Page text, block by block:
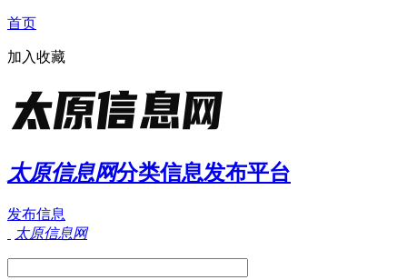
首页
加入收藏
太原信息网分类信息发布平台
发布信息
太原信息网